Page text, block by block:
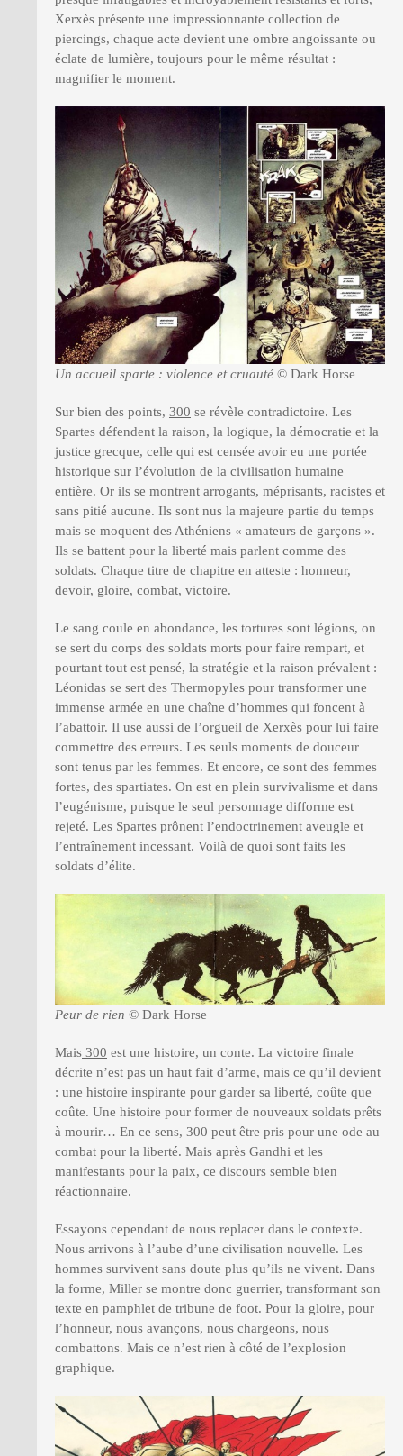
Xerxès présente une impressionnante collection de
piercings, chaque acte devient une ombre angoissante ou
éclate de lumière, toujours pour le même résultat :
magnifier le moment.
Un accueil sparte : violence et cruauté © Dark Horse
Sur bien des points, 300 se révèle contradictoire. Les
Spartes défendent la raison, la logique, la démocratie et la
justice grecque, celle qui est censée avoir eu une portée
historique sur l’évolution de la civilisation humaine
entière. Or ils se montrent arrogants, méprisants, racistes et
sans pitié aucune. Ils sont nus la majeure partie du temps
mais se moquent des Athéniens « amateurs de garçons ».
Ils se battent pour la liberté mais parlent comme des
soldats. Chaque titre de chapitre en atteste : honneur,
devoir, gloire, combat, victoire.
Le sang coule en abondance, les tortures sont légions, on
se sert du corps des soldats morts pour faire rempart, et
pourtant tout est pensé, la stratégie et la raison prévalent :
Léonidas se sert des Thermopyles pour transformer une
immense armée en une chaîne d’hommes qui foncent à
l’abattoir. Il use aussi de l’orgueil de Xerxès pour lui faire
commettre des erreurs. Les seuls moments de douceur
sont tenus par les femmes. Et encore, ce sont des femmes
fortes, des spartiates. On est en plein survivalisme et dans
l’eugénisme, puisque le seul personnage difforme est
rejeté. Les Spartes prônent l’endoctrinement aveugle et
l’entraînement incessant. Voilà de quoi sont faits les
soldats d’élite.
Peur de rien © Dark Horse
Mais 300 est une histoire, un conte. La victoire finale
décrite n’est pas un haut fait d’arme, mais ce qu’il devient
: une histoire inspirante pour garder sa liberté, coûte que
coûte. Une histoire pour former de nouveaux soldats prêts
à mourir… En ce sens, 300 peut être pris pour une ode au
combat pour la liberté. Mais après Gandhi et les
manifestants pour la paix, ce discours semble bien
réactionnaire.
Essayons cependant de nous replacer dans le contexte.
Nous arrivons à l’aube d’une civilisation nouvelle. Les
hommes survivent sans doute plus qu’ils ne vivent. Dans
la forme, Miller se montre donc guerrier, transformant son
texte en pamphlet de tribune de foot. Pour la gloire, pour
l’honneur, nous avançons, nous chargeons, nous
combattons. Mais ce n’est rien à côté de l’explosion
graphique.